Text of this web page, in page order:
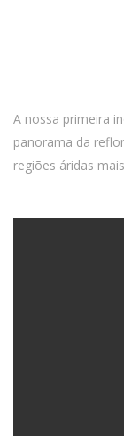
A nossa primeira
panorama da
regiões áridas